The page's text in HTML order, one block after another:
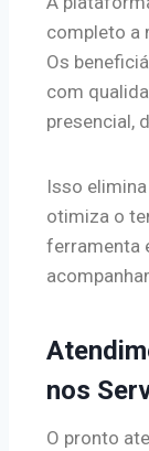
completo a
Os
com
presencial,
Isso
otimiza o
ferramenta
nos
O pronto